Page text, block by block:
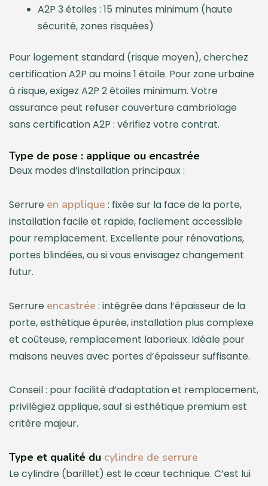
A2P 3 étoiles : 15 minutes minimum (haute
sécurité, zones risquées)
Pour logement standard (risque moyen), cherchez
certification A2P au moins 1 étoile. Pour zone urbaine
à risque, exigez A2P 2 étoiles minimum. Votre
assurance peut refuser couverture cambriolage
sans certification A2P : vérifiez votre contrat.
Type de pose : applique ou encastrée
Deux modes d’installation principaux :
Serrure en applique : fixée sur la face de la porte,
installation facile et rapide, facilement accessible
pour remplacement. Excellente pour rénovations,
portes blindées, ou si vous envisagez changement
futur.
Serrure encastrée : intégrée dans l’épaisseur de la
porte, esthétique épurée, installation plus complexe
et coûteuse, remplacement laborieux. Idéale pour
maisons neuves avec portes d’épaisseur suffisante.
Conseil : pour facilité d’adaptation et remplacement,
privilégiez applique, sauf si esthétique premium est
critère majeur.
Type et qualité du cylindre de serrure
Le cylindre (barillet) est le cœur technique. C’est lui